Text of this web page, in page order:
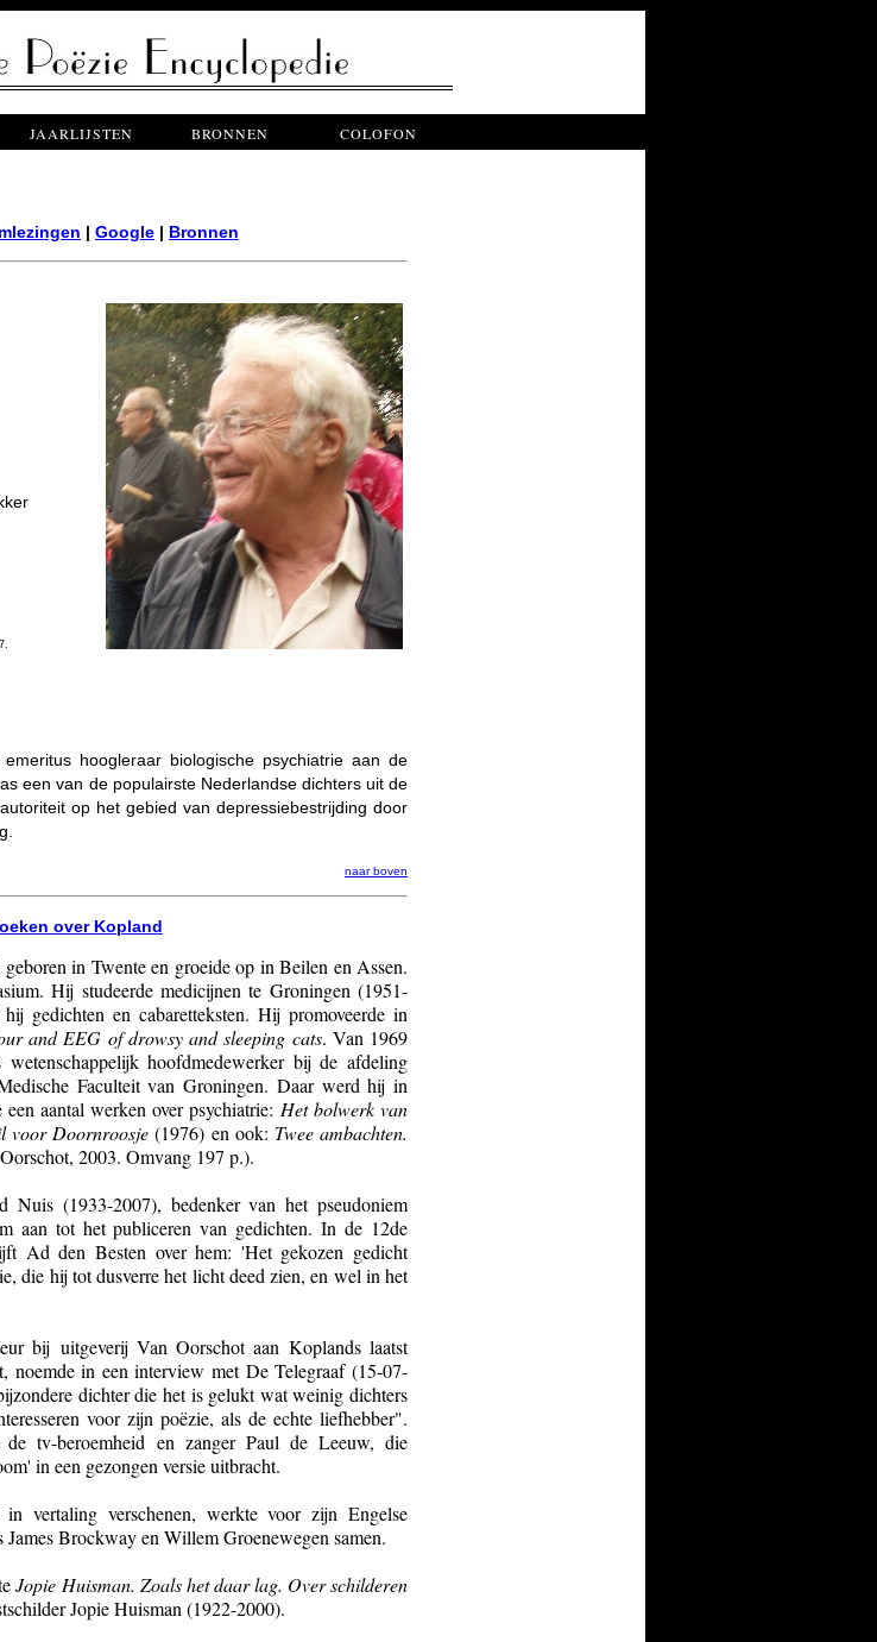
JAARLIJSTEN BRONNEN COLOFON
| Google | Bronnen
hoogleraar biologische psychiatrie aan de
een van de populairste Nederlandse dichters uit de
op het gebied van depressiebestrijding door
naar boven
over Kopland
in Twente en groeide op in Beilen en Assen.
Hij studeerde medicijnen te Groningen (1951-
gedichten en cabaretteksten. Hij promoveerde in
and EEG of drowsy and sleeping cats. Van 1969
hoofdmedewerker bij de afdeling
Faculteit van Groningen. Daar werd hij in
aantal werken over psychiatrie: Het bolwerk van
voor Doornroosje (1976) en ook: Twee ambachten.
2003. Omvang 197 p.).
Nuis (1933-2007), bedenker van het pseudoniem
aan tot het publiceren van gedichten. In de 12de
Ad den Besten over hem: 'Het gekozen gedicht
die hij tot dusverre het licht deed zien, en wel in het
bij uitgeverij Van Oorschot aan Koplands laatst
noemde in een interview met De Telegraaf (15-07-
dichter die het is gelukt wat weinig dichters
voor zijn poëzie, als de echte liefhebber".
tv-beroemheid en zanger Paul de Leeuw, die
in een gezongen versie uitbracht.
vertaling verschenen, werkte voor zijn Engelse
James Brockway en Willem Groenewegen samen.
Jopie Huisman. Zoals het daar lag. Over schilderen
Jopie Huisman (1922-2000).